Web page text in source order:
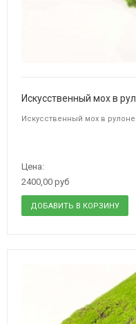
Искусственный мох в
Искусственный мох в
Цена:
2400,00 руб